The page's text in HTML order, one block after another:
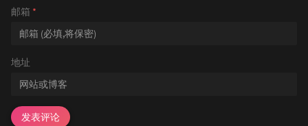
邮箱 *
地址
发表评论